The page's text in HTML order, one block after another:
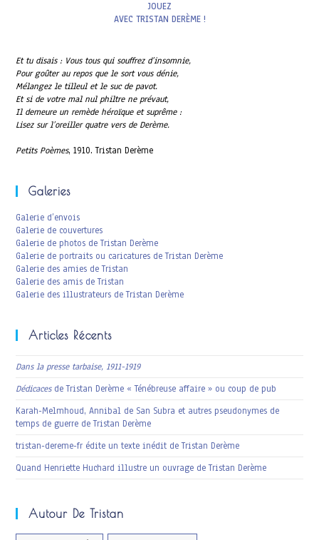
JOUEZ
AVEC TRISTAN DERÈME !
Et tu disais : Vous tous qui souffrez d’insomnie,
Pour goûter au repos que le sort vous dénie,
Mélangez le tilleul et le suc de pavot.
Et si de votre mal nul philtre ne prévaut,
Il demeure un remède héroïque et suprême :
Lisez sur l’oreiller quatre vers de Derème.
Petits Poèmes, 1910. Tristan Derème
Galeries
Galerie d’envois
Galerie de couvertures
Galerie de photos de Tristan Derème
Galerie de portraits ou caricatures de Tristan Derème
Galerie des amies de Tristan
Galerie des amis de Tristan
Galerie des illustrateurs de Tristan Derème
Articles Récents
Dans la presse tarbaise, 1911-1919
Dédicacesde Tristan Derème « Ténébreuse affaire » ou coup de pub
Karah-Melmhoud, Annibal de San Subra et autres pseudonymes de
temps de guerre de Tristan Derème
tristan-dereme-fr édite un texte inédit de Tristan Derème
Quand Henriette Huchard illustre un ouvrage de Tristan Derème
Autour De Tristan